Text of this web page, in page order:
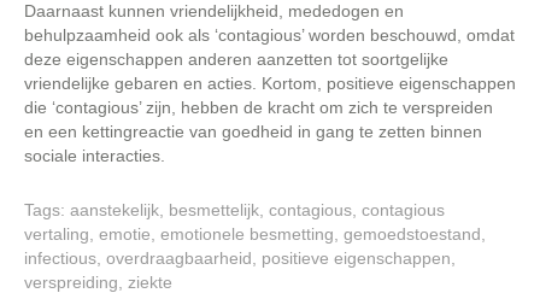
Daarnaast kunnen vriendelijkheid, mededogen en
behulpzaamheid ook als ‘contagious’ worden beschouwd, omdat
deze eigenschappen anderen aanzetten tot soortgelijke
vriendelijke gebaren en acties. Kortom, positieve eigenschappen
die ‘contagious’ zijn, hebben de kracht om zich te verspreiden
en een kettingreactie van goedheid in gang te zetten binnen
sociale interacties.
Tags: aanstekelijk besmettelijk contagious contagious
vertaling emotie emotionele besmetting gemoedstoestand
infectious overdraagbaarheid positieve eigenschappen
verspreiding
ziekte